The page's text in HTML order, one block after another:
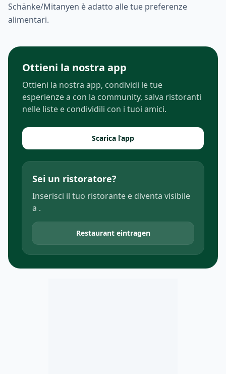
Schänke/Mitanyen è adatto alle tue preferenze
alimentari.
Ottieni la nostra app
Ottieni la nostra app, condividi le tue
esperienze a con la community, salva ristoranti
nelle liste e condividili con i tuoi amici.
Scarica l’app
Sei un ristoratore?
Inserisci il tuo ristorante e diventa visibile
a .
Restaurant eintragen